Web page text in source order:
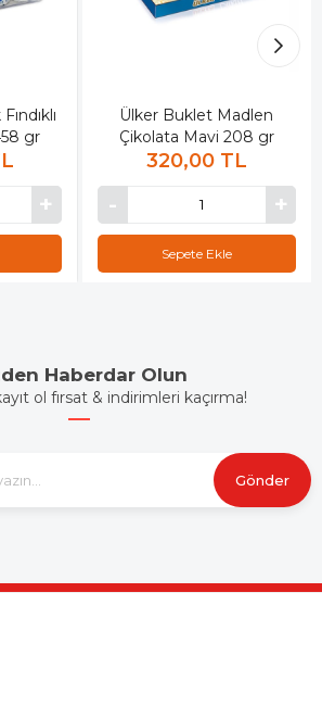
gr
Ülker Buklet Madlen
Çikolata Mavi 208 gr
320,00 TL
Sepete Ekle
Haberdar Olun
ol fırsat & indirimleri kaçırma!
Gönder